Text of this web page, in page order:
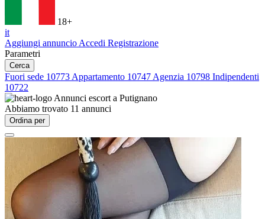
18+
it
Aggiungi annuncio Accedi Registrazione
Parametri
Cerca
Fuori sede 10773 Appartamento 10747 Agenzia 10798 Indipendenti
10722
Annunci escort a Putignano
Abbiamo trovato 11 annunci
Ordina per